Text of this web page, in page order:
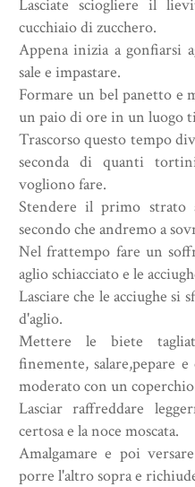
Lasciate sciogliere il
cucchiaio di zucchero.
Appena inizia a gonfiarsi
sale e impastare.
Formare un bel panetto e
un paio di ore in un luogo
Trascorso questo tempo
seconda di quanti
vogliono fare.
Stendere il primo
secondo che andremo a
Nel frattempo fare un
aglio schiacciato e le
Lasciare che le acciughe si
d'aglio.
Mettere le biete
finemente, salare,pepare
moderato con un
Lasciar raffreddare
certosa e la noce moscata.
Amalgamare e poi
porre l'altro sopra e